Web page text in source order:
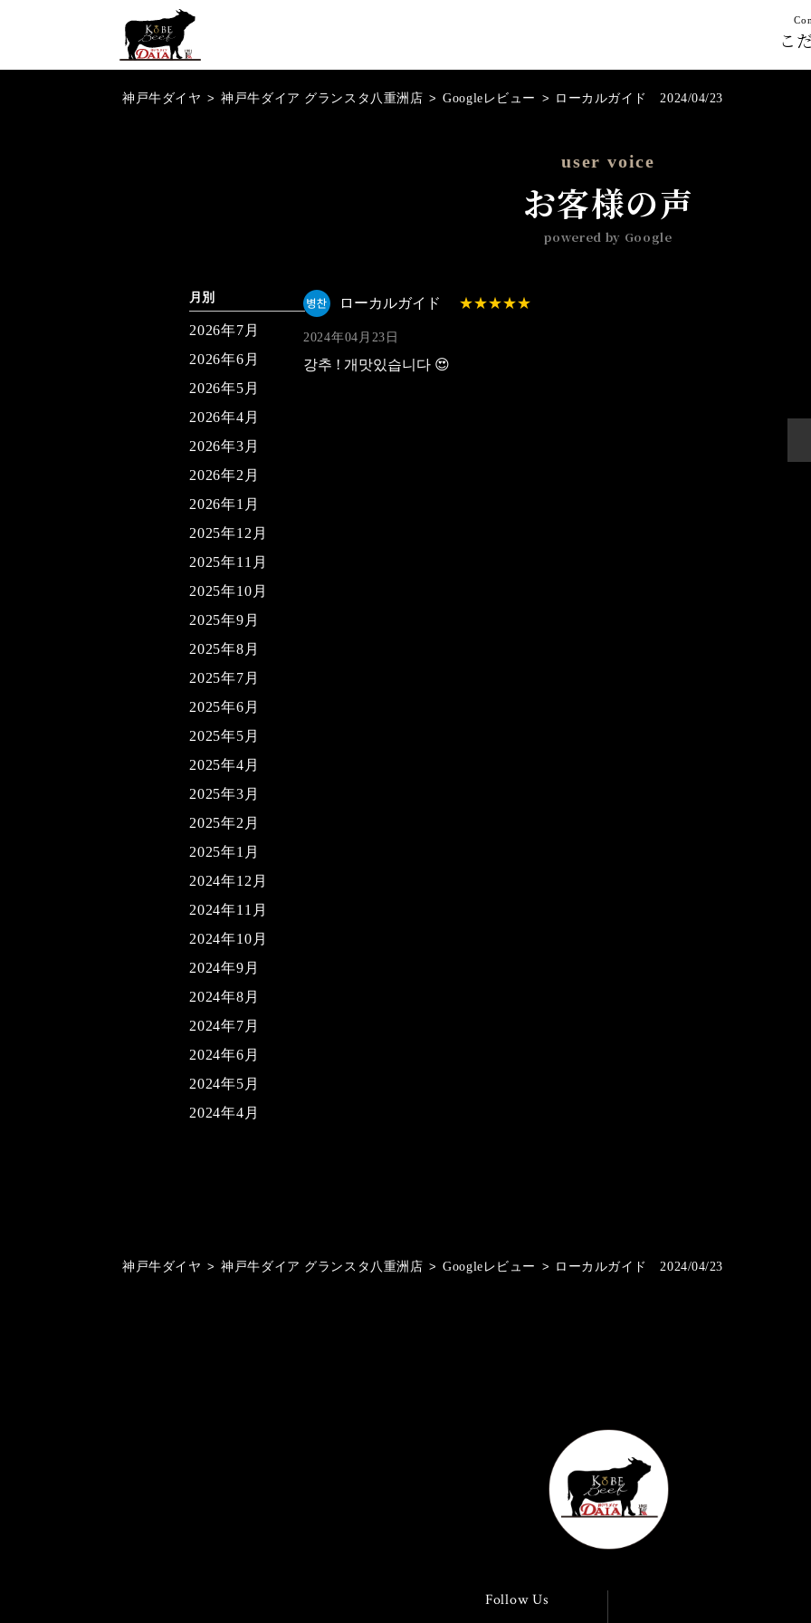
こ
神戸牛ダイヤ > 神戸牛ダイア グランスタ八重洲店 > Googleレビュー > ローカルガイド 2024/04/23
user voice
お客様の声
powered by Google
ローカルガイド
2024年04月23日
강추 ! 개맛있습니다 😍
月別
2026年7月
2026年6月
2026年5月
2026年4月
2026年3月
2026年2月
2026年1月
2025年12月
2025年11月
2025年10月
2025年9月
2025年8月
2025年7月
2025年6月
2025年5月
2025年4月
2025年3月
2025年2月
2025年1月
2024年12月
2024年11月
2024年10月
2024年9月
2024年8月
2024年7月
2024年6月
2024年5月
2024年4月
神戸牛ダイヤ > 神戸牛ダイア グランスタ八重洲店 > Googleレビュー > ローカルガイド 2024/04/23
Follow Us